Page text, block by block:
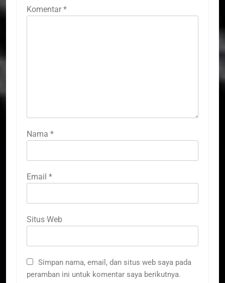
Komentar *
Nama *
Email *
Situs Web
Simpan nama, email, dan situs web saya pada
peramban ini untuk komentar saya berikutnya.